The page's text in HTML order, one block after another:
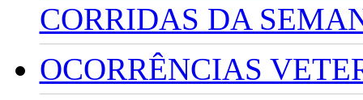
CORRIDAS DA
OCORRÊNCIAS